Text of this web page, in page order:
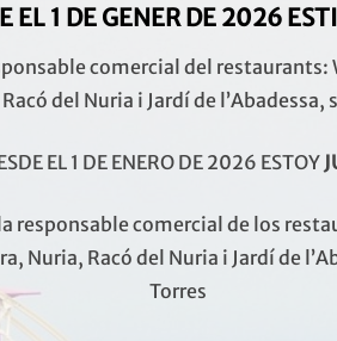
EL 1 DE GENER DE 2026
comercial del restaurants:
del Nuria i Jardí de l’Abadessa,
EL 1 DE ENERO DE 2026 ESTOY
responsable comercial de los
Nuria, Racó del Nuria i Jardí de
Torres